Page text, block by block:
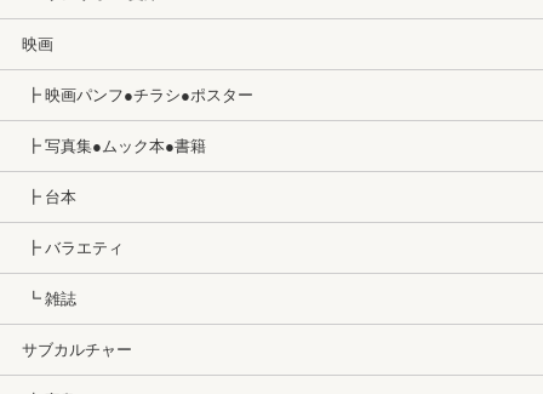
映画
┣ 映画パンフ●チラシ●ポスター
┣ 写真集●ムック本●書籍
┣ 台本
┣ バラエティ
┗ 雑誌
サブカルチャー